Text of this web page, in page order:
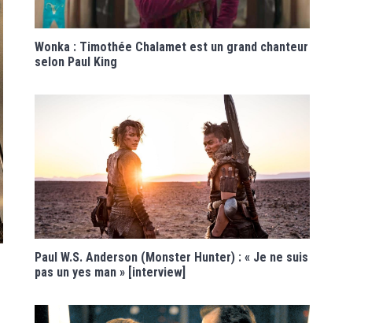
Wonka : Timothée Chalamet est un grand chanteur
selon Paul King
Paul W.S. Anderson (Monster Hunter) : « Je ne suis
pas un yes man » [interview]